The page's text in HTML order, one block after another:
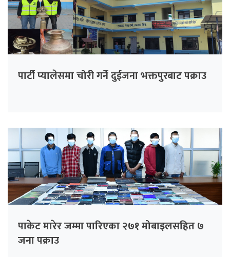
पार्टी प्यालेसमा चोरी गर्ने दुईजना भक्तपुरबाट पक्राउ
पाकेट मारेर जम्मा पारिएका २७१ मोबाइलसहित ७
जना पक्राउ